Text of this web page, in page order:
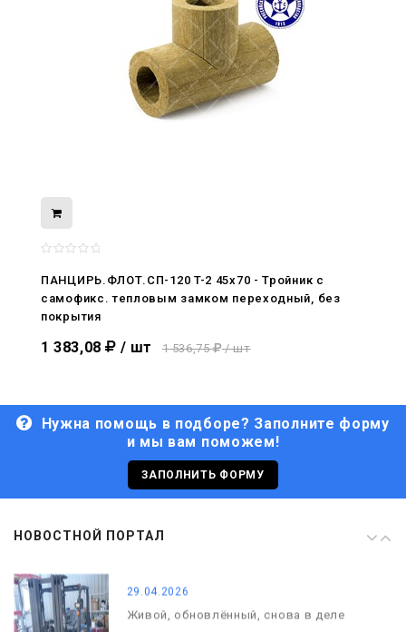
ПАНЦИРЬ.ФЛОТ.СП-120 T-2 45x70 - Тройник c
самофикс. тепловым замком переходный, без
покрытия
1 383,08 / шт 1 536,75 / шт
Нужна помощь в подборе? Заполните форму
и мы вам поможем!
ЗАПОЛНИТЬ ФОРМУ
НОВОСТНОЙ ПОРТАЛ
нами
29.06.2026
С Днём кораблестроителя!
С Днём Победы. Память, которая с
29.04.2026
Живой, обновлённый, снова в деле